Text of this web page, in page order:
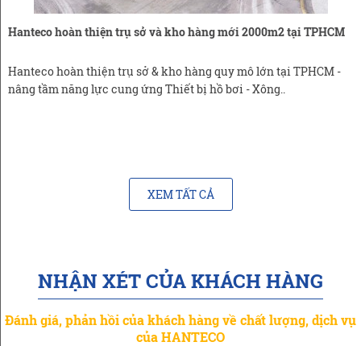
Hanteco hoàn thiện trụ sở và kho hàng mới 2000m2 tại TPHCM
Hanteco hoàn thiện trụ sở & kho hàng quy mô lớn tại TPHCM -
nâng tầm năng lực cung ứng Thiết bị hồ bơi - Xông..
XEM TẤT CẢ
NHẬN XÉT CỦA KHÁCH HÀNG
Đánh giá, phản hồi của khách hàng về chất lượng, dịch vụ
của HANTECO